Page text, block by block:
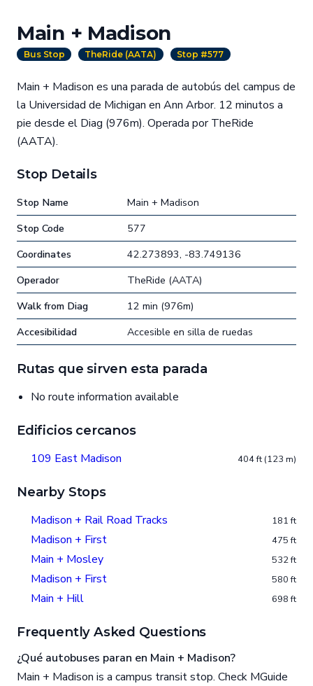
Main + Madison
Bus Stop TheRide (AATA) Stop #577
Main + Madison es una parada de autobús del campus de
la Universidad de Michigan en Ann Arbor. 12 minutos a
pie desde el Diag (976m). Operada por TheRide
(AATA).
Stop Details
Stop Name
Main + Madison
Stop Code
577
Coordinates
42.273893, -83.749136
Operador
TheRide (AATA)
Walk from Diag
12 min (976m)
Accesibilidad
Accesible en silla de ruedas
Rutas que sirven esta parada
No route information available
Edificios cercanos
109 East Madison 404 ft (123 m)
Nearby Stops
Madison + Rail Road Tracks 181 ft
Madison + First 475 ft
Main + Mosley 532 ft
Madison + First 580 ft
Main + Hill 698 ft
Frequently Asked Questions
¿Qué autobuses paran en Main + Madison?
Main + Madison is a campus transit stop. Check MGuide